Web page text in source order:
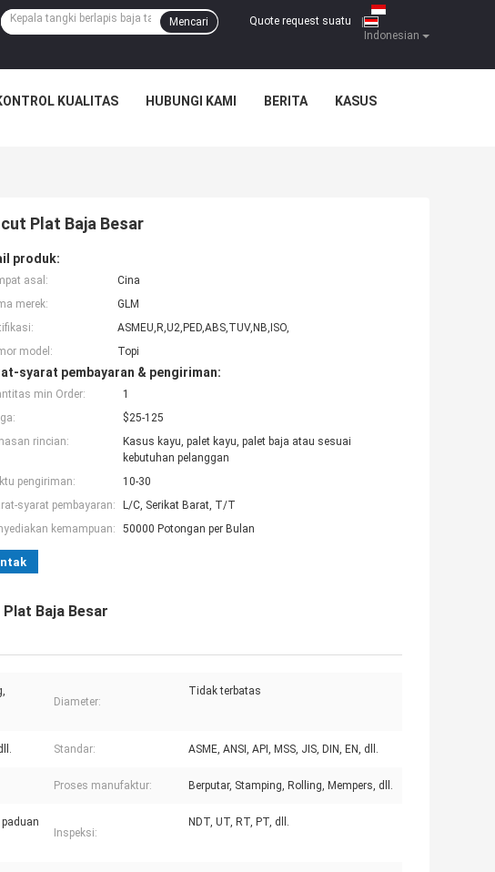
Indonesian
Quote request suatu
Mencari
KUALITAS HUBUNGI KAMI BERITA KASUS
Plat Baja Besar
produk:
asal:
Cina
merek:
GLM
ASMEU,R,U2,PED,ABS,TUV,NB,ISO,
model:
Topi
syarat pembayaran & pengiriman:
min Order:
1
$25-125
rincian:
Kasus kayu, palet kayu, palet baja atau sesuai
kebutuhan pelanggan
pengiriman:
10-30
syarat pembayaran:
L/C, Serikat Barat, T/T
kemampuan:
50000 Potongan per Bulan
Baja Besar
Diameter:
Tidak terbatas
Standar: ASME, ANSI, API, MSS, JIS, DIN, EN, dll.
Proses manufaktur: Berputar, Stamping, Rolling, Mempers, dll.
Inspeksi:
NDT, UT, RT, PT, dll.